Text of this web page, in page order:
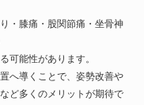
・膝痛・股関節痛・坐骨神
可能性があります。
へ導くことで、姿勢改善や
ど多くのメリットが期待で